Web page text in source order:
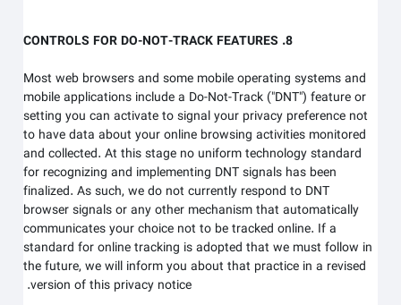
Most web browsers and some mobile operating systems and
mobile applications include a Do-Not-Track ("DNT") feature or
setting you can activate to signal your privacy preference not
to have data about your online browsing activities monitored
and collected. At this stage no uniform technology standard
for recognizing and implementing DNT signals has been
finalized. As such, we do not currently respond to DNT
browser signals or any other mechanism that automatically
communicates your choice not to be tracked online. If a
standard for online tracking is adopted that we must follow in
the future, we will inform you about that practice in a revised
version of this privacy notice.